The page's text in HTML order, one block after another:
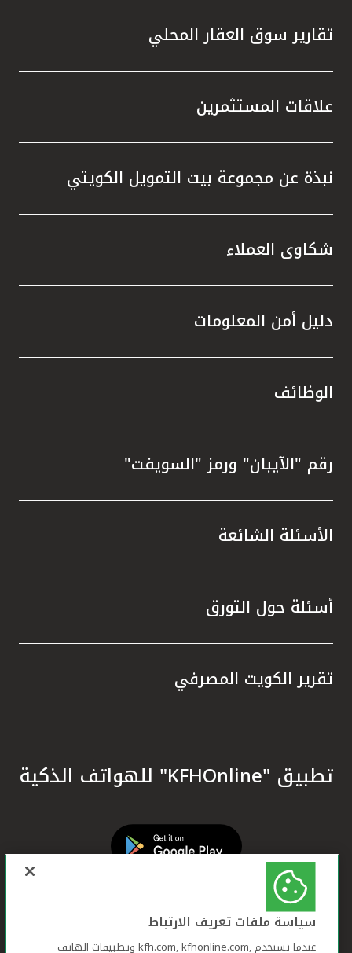
تقارير سوق العقار المحلي
علاقات المستثمرين
نبذة عن مجموعة بيت التمويل الكويتي
شكاوى العملاء
دليل أمن المعلومات
الوظائف
رقم "الآيبان" ورمز "السويفت"
الأسئلة الشائعة
أسئلة حول التورق
تقرير الكويت المصرفي
تطبيق "KFHOnline" للهواتف الذكية
سياسة ملفات تعريف الارتباط
عندما تستخدم ,kfh.com, kfhonline.com وتطبيقات الهاتف